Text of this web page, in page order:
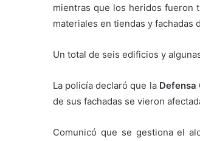
mientras que los heridos fueron
materiales en tiendas y fachadas
Un total de seis edificios y
La policía declaró que la Defensa
de sus fachadas se vieron
Comunicó que se gestiona el